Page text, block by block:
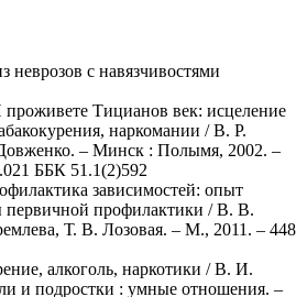
неврозов с навязчивостями
Тицианов век: исцеление
наркомании / В. Р.
– Минск : Полымя, 2002. –
ББК 51.1(2)592
зависимостей: опыт
первичной профилактики / В. В.
Т. В. Лозовая. – М., 2011. – 448
алкоголь, наркотики / В. И.
и подростки : умные отношения. –